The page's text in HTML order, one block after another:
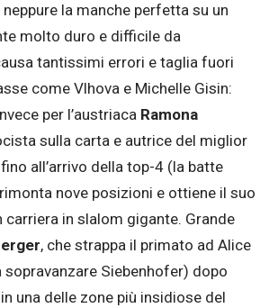
la manche perfetta su un
molto duro e difficile da
tantissimi errori e taglia fuori
come Vlhova e Michelle Gisin:
per l’austriaca Ramona
sulla carta e autrice del miglior
all’arrivo della top-4 (la batte
nove posizioni e ottiene il suo
in slalom gigante. Grande
, che strappa il primato ad Alice
sopravanzare Siebenhofer) dopo
una delle zone più insidiose del